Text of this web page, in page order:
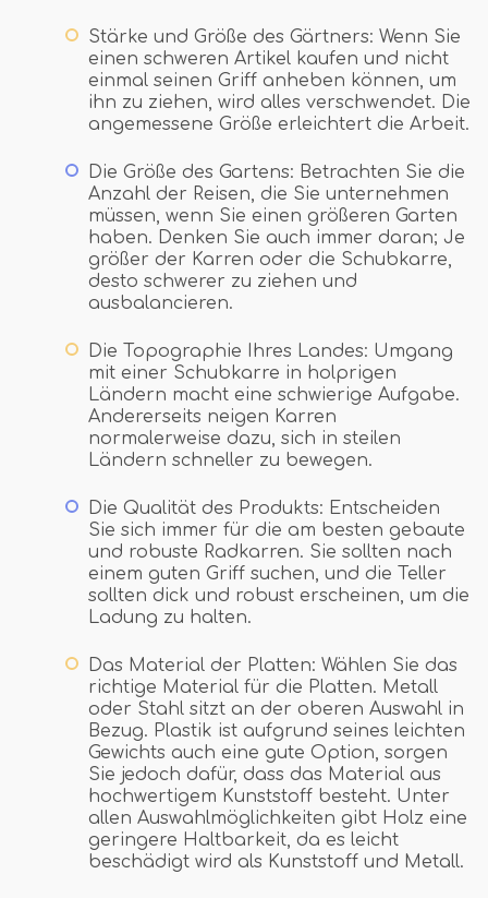
Stärke und Größe des Gärtners: Wenn Sie
einen schweren Artikel kaufen und nicht
einmal seinen Griff anheben können, um
ihn zu ziehen, wird alles verschwendet. Die
angemessene Größe erleichtert die Arbeit.
Die Größe des Gartens: Betrachten Sie die
Anzahl der Reisen, die Sie unternehmen
müssen, wenn Sie einen größeren Garten
haben. Denken Sie auch immer daran; Je
größer der Karren oder die Schubkarre,
desto schwerer zu ziehen und
ausbalancieren.
Die Topographie Ihres Landes: Umgang
mit einer Schubkarre in holprigen
Ländern macht eine schwierige Aufgabe.
Andererseits neigen Karren
normalerweise dazu, sich in steilen
Ländern schneller zu bewegen.
Die Qualität des Produkts: Entscheiden
Sie sich immer für die am besten gebaute
und robuste Radkarren. Sie sollten nach
einem guten Griff suchen, und die Teller
sollten dick und robust erscheinen, um die
Ladung zu halten.
Das Material der Platten: Wählen Sie das
richtige Material für die Platten. Metall
oder Stahl sitzt an der oberen Auswahl in
Bezug. Plastik ist aufgrund seines leichten
Gewichts auch eine gute Option, sorgen
Sie jedoch dafür, dass das Material aus
hochwertigem Kunststoff besteht. Unter
allen Auswahlmöglichkeiten gibt Holz eine
geringere Haltbarkeit, da es leicht
beschädigt wird als Kunststoff und Metall.